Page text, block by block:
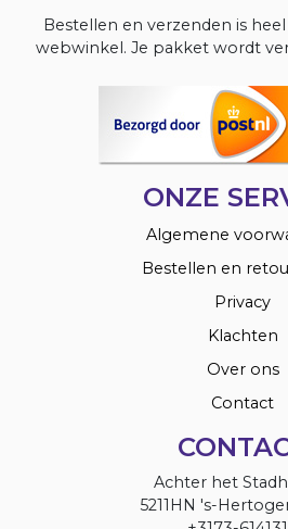
Bestellen en verzenden is
webwinkel. Je pakket wordt
ONZE
Algemene
Bestellen en
Privacy
Klachten
Over ons
Contact
Achter het
5211HN 's-